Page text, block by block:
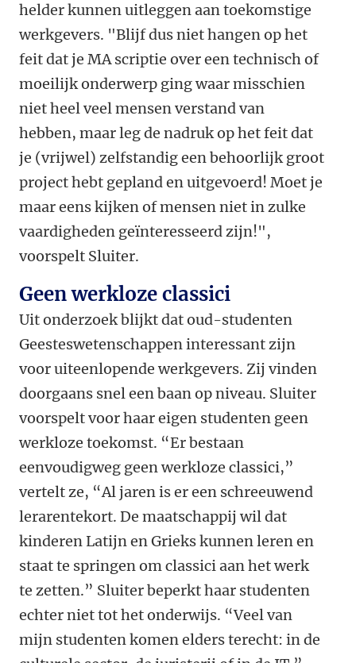
helder kunnen uitleggen aan toekomstige
werkgevers. "Blijf dus niet hangen op het
feit dat je MA scriptie over een technisch of
moeilijk onderwerp ging waar misschien
niet heel veel mensen verstand van
hebben, maar leg de nadruk op het feit dat
je (vrijwel) zelfstandig een behoorlijk groot
project hebt gepland en uitgevoerd! Moet je
maar eens kijken of mensen niet in zulke
vaardigheden geïnteresseerd zijn!",
voorspelt Sluiter.
Geen werkloze classici
Uit onderzoek blijkt dat oud-studenten
Geesteswetenschappen interessant zijn
voor uiteenlopende werkgevers. Zij vinden
doorgaans snel een baan op niveau. Sluiter
voorspelt voor haar eigen studenten geen
werkloze toekomst. “Er bestaan
eenvoudigweg geen werkloze classici,”
vertelt ze, “Al jaren is er een schreeuwend
lerarentekort. De maatschappij wil dat
kinderen Latijn en Grieks kunnen leren en
staat te springen om classici aan het werk
te zetten.” Sluiter beperkt haar studenten
echter niet tot het onderwijs. “Veel van
mijn studenten komen elders terecht: in de